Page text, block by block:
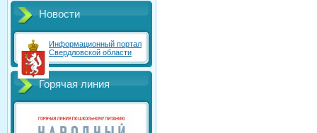
Новости
Информационный портал
Свердловской области
Горячая линия